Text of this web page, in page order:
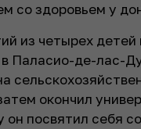
со здоровьем у
из четырех
в Паласио-де-лас-
окончил
он посвятил себя